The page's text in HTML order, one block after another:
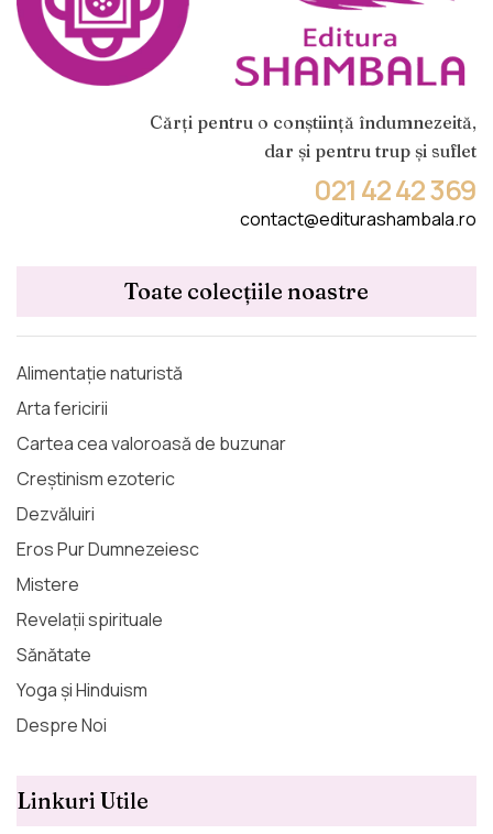
Cărți pentru o conștiință îndumnezeită,
dar și pentru trup și suflet
021 42 42 369
contact@editurashambala.ro
Toate colecțiile noastre
Alimentație naturistă
Arta fericirii
Cartea cea valoroasă de buzunar
Creștinism ezoteric
Dezvăluiri
Eros Pur Dumnezeiesc
Mistere
Revelații spirituale
Sănătate
Yoga și Hinduism
Despre Noi
Linkuri Utile